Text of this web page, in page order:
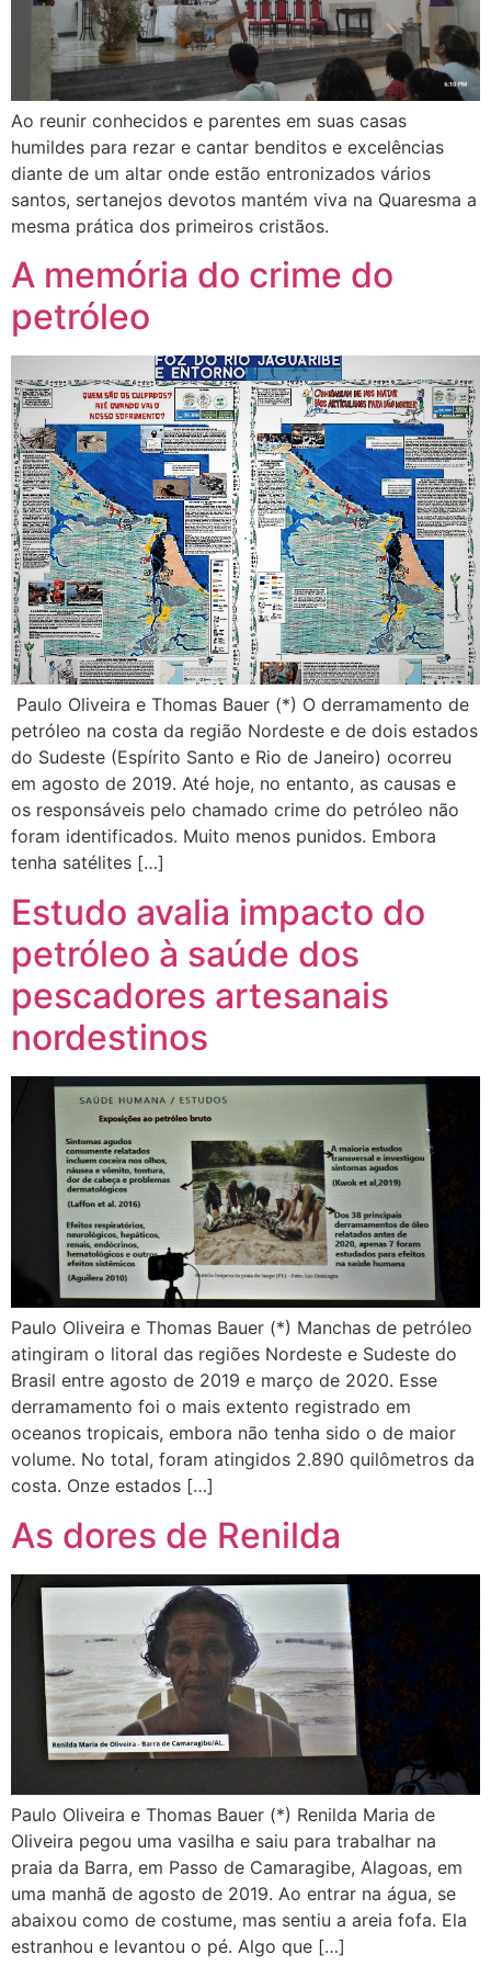
Ao reunir conhecidos e parentes em suas casas
humildes para rezar e cantar benditos e excelências
diante de um altar onde estão entronizados vários
santos, sertanejos devotos mantém viva na Quaresma a
mesma prática dos primeiros cristãos.
A memória do crime do
petróleo
Paulo Oliveira e Thomas Bauer (*) O derramamento de
petróleo na costa da região Nordeste e de dois estados
do Sudeste (Espírito Santo e Rio de Janeiro) ocorreu
em agosto de 2019. Até hoje, no entanto, as causas e
os responsáveis pelo chamado crime do petróleo não
foram identificados. Muito menos punidos. Embora
tenha satélites […]
Estudo avalia impacto do
petróleo à saúde dos
pescadores artesanais
nordestinos
Paulo Oliveira e Thomas Bauer (*) Manchas de petróleo
atingiram o litoral das regiões Nordeste e Sudeste do
Brasil entre agosto de 2019 e março de 2020. Esse
derramamento foi o mais extento registrado em
oceanos tropicais, embora não tenha sido o de maior
volume. No total, foram atingidos 2.890 quilômetros da
costa. Onze estados […]
As dores de Renilda
Paulo Oliveira e Thomas Bauer (*) Renilda Maria de
Oliveira pegou uma vasilha e saiu para trabalhar na
praia da Barra, em Passo de Camaragibe, Alagoas, em
uma manhã de agosto de 2019. Ao entrar na água, se
abaixou como de costume, mas sentiu a areia fofa. Ela
estranhou e levantou o pé. Algo que […]